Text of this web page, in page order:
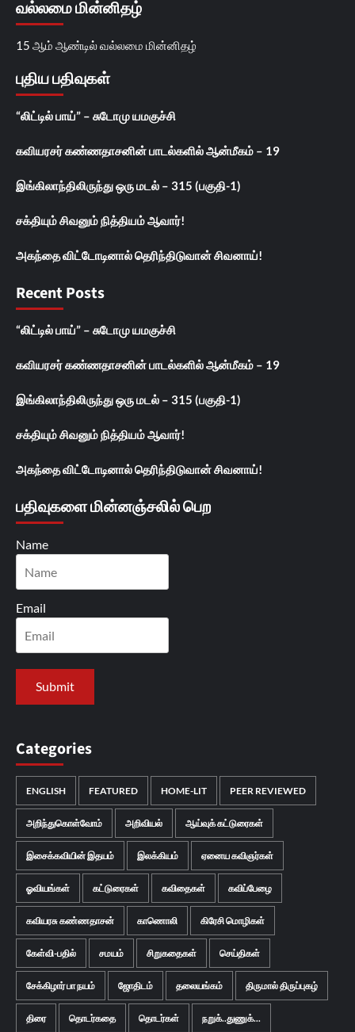
வல்லமை மின்னிதழ்
15 ஆம் ஆண்டில் வல்லமை மின்னிதழ்
புதிய பதிவுகள்
“லிட்டில் பாய்” – சுடோமு யமகுச்சி
கவியரசர் கண்ணதாசனின் பாடல்களில் ஆன்மீகம் – 19
இங்கிலாந்திலிருந்து ஒரு மடல் – 315 (பகுதி-1)
சக்தியும் சிவனும் நித்தியம் ஆவார்!
அகந்தை விட்டோடினால் தெரிந்திடுவான் சிவனாய்!
Recent Posts
“லிட்டில் பாய்” – சுடோமு யமகுச்சி
கவியரசர் கண்ணதாசனின் பாடல்களில் ஆன்மீகம் – 19
இங்கிலாந்திலிருந்து ஒரு மடல் – 315 (பகுதி-1)
சக்தியும் சிவனும் நித்தியம் ஆவார்!
அகந்தை விட்டோடினால் தெரிந்திடுவான் சிவனாய்!
பதிவுகளை மின்னஞ்சலில் பெற
Name
Email
Categories
ENGLISH FEATURED HOME-LIT PEER REVIEWED
அறிந்துகொள்வோம் அறிவியல் ஆய்வுக் கட்டுரைகள்
இசைக்கவியின் இதயம் இலக்கியம் ஏனைய கவிஞர்கள்
ஓவியங்கள் கட்டுரைகள் கவிதைகள் கவிப்பேழை
கவியரசு கண்ணதாசன் காணொலி கிரேசி மொழிகள்
கேள்வி-பதில் சமயம் சிறுகதைகள் செய்திகள்
சேக்கிழார் பா நயம் ஜோதிடம் தலையங்கம் திருமால் திருப்புகழ்
திரை தொடர்கதை தொடர்கள் நறுக்..துணுக்...